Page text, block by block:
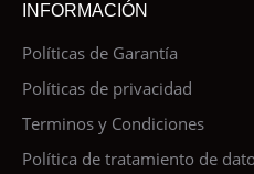
INFORMACIÓN
Políticas de Garantía
Políticas de privacidad
Terminos y Condiciones
Política de tratamiento de